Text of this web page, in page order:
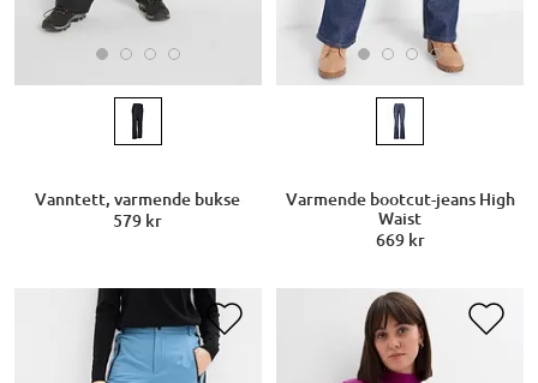
Vanntett, varmende bukse
579 kr
Varmende bootcut-jeans High
Waist
669 kr